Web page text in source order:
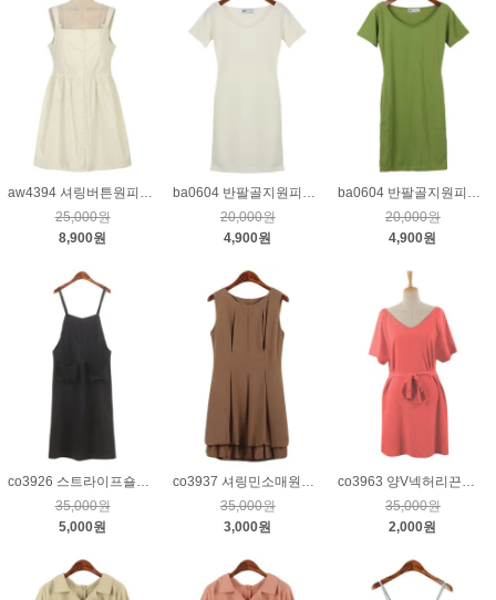
aw4394 셔링버튼원피스_연베이지
25,000원
8,900원
ba0604 반팔골지원피스_크림
20,000원
4,900원
ba0604 반팔골지원피스_그린
20,000원
4,900원
35,000원
5,000원
35,000원
3,000원
35,000원
2,000원